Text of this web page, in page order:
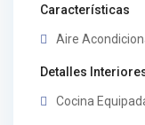
Características
Aire
Detalles
Cocina